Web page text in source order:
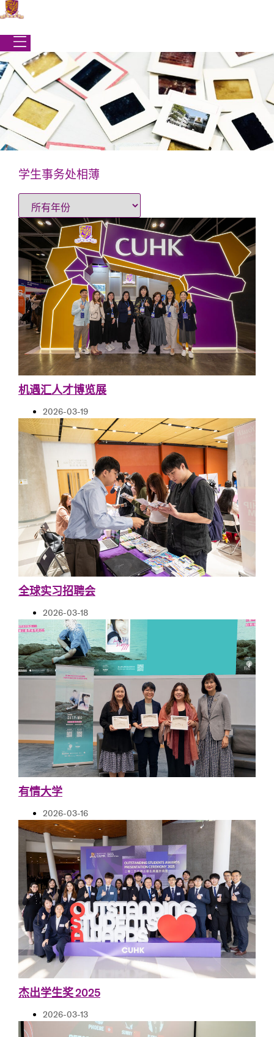
跳
到
内
容
学生事务处
学生事务处相薄
学生事务处相薄
机遇汇人才博览展
2026-03-19
全球实习招聘会
2026-03-18
有情大学
2026-03-16
杰出学生奖 2025
2026-03-13